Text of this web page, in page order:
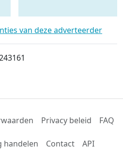
van deze adverteerder
Privacy beleid FAQ
handelen Contact API